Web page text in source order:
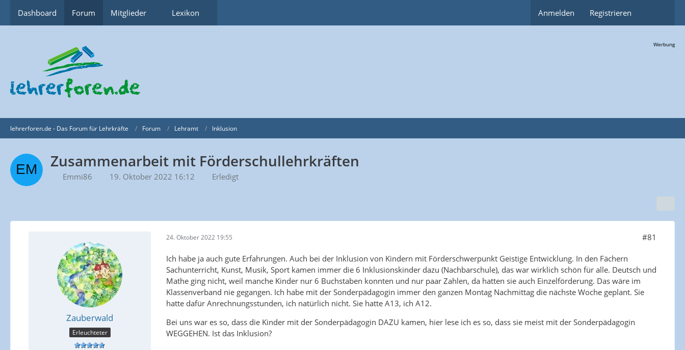
Dashboard Forum Mitglieder Lexikon Anmelden Registrieren
Werbung
lehrerforen.de - Das Forum für Lehrkräfte Forum Lehramt Inklusion
Zusammenarbeit mit Förderschullehrkräften
Emmi86 19. Oktober 2022 16:12 Erledigt
Zauberwald
Erleuchteter
24. Oktober 2022 19:55 #81
Ich habe ja auch gute Erfahrungen. Auch bei der Inklusion von Kindern mit Förderschwerpunkt Geistige Entwicklung. In den Fächern
Sachunterricht, Kunst, Musik, Sport kamen immer die 6 Inklusionskinder dazu (Nachbarschule), das war wirklich schön für alle. Deutsch und
Mathe ging nicht, weil manche Kinder nur 6 Buchstaben konnten und nur paar Zahlen, da hatten sie auch Einzelförderung. Das wäre im
Klassenverband nie gegangen. Ich habe mit der Sonderpädagogin immer den ganzen Montag Nachmittag die nächste Woche geplant. Sie
hatte dafür Anrechnungsstunden, ich natürlich nicht. Sie hatte A13, ich A12.
Bei uns war es so, dass die Kinder mit der Sonderpädagogin DAZU kamen, hier lese ich es so, dass sie meist mit der Sonderpädagogin
WEGGEHEN. Ist das Inklusion?